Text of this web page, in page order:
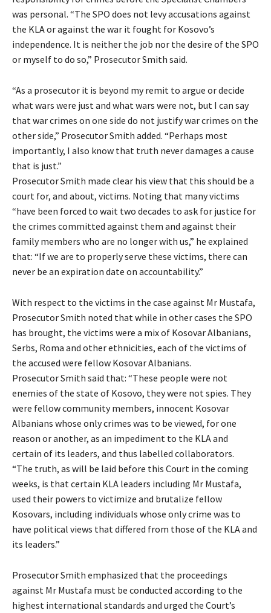
was personal. “The SPO does not levy accusations against
the KLA or against the war it fought for Kosovo’s
independence. It is neither the job nor the desire of the SPO
or myself to do so,” Prosecutor Smith said.
“As a prosecutor it is beyond my remit to argue or decide
what wars were just and what wars were not, but I can say
that war crimes on one side do not justify war crimes on the
other side,” Prosecutor Smith added. “Perhaps most
importantly, I also know that truth never damages a cause
that is just.”
Prosecutor Smith made clear his view that this should be a
court for, and about, victims. Noting that many victims
“have been forced to wait two decades to ask for justice for
the crimes committed against them and against their
family members who are no longer with us,” he explained
that: “If we are to properly serve these victims, there can
never be an expiration date on accountability.”
With respect to the victims in the case against Mr Mustafa,
Prosecutor Smith noted that while in other cases the SPO
has brought, the victims were a mix of Kosovar Albanians,
Serbs, Roma and other ethnicities, each of the victims of
the accused were fellow Kosovar Albanians.
Prosecutor Smith said that: “These people were not
enemies of the state of Kosovo, they were not spies. They
were fellow community members, innocent Kosovar
Albanians whose only crimes was to be viewed, for one
reason or another, as an impediment to the KLA and
certain of its leaders, and thus labelled collaborators.
“The truth, as will be laid before this Court in the coming
weeks, is that certain KLA leaders including Mr Mustafa,
used their powers to victimize and brutalize fellow
Kosovars, including individuals whose only crime was to
have political views that differed from those of the KLA and
its leaders.”
Prosecutor Smith emphasized that the proceedings
against Mr Mustafa must be conducted according to the
highest international standards and urged the Court’s